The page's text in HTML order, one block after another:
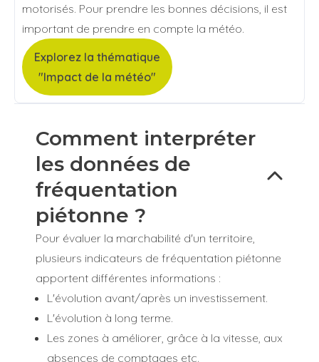
motorisés. Pour prendre les bonnes décisions, il est
important de prendre en compte la météo.
Explorez la thématique
"Impact de la météo"
Comment interpréter
les données de
fréquentation
piétonne ?
Pour évaluer la marchabilité d'un territoire,
plusieurs indicateurs de fréquentation piétonne
apportent différentes informations :
L'évolution avant/après un investissement.
L'évolution à long terme.
Les zones à améliorer, grâce à la vitesse, aux
absences de comptages etc.